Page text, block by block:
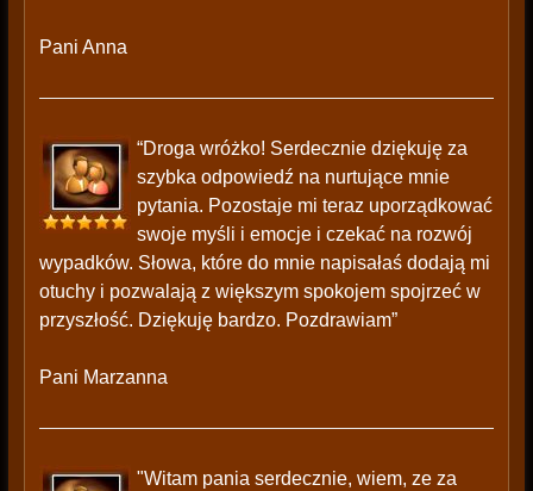
Pani Anna
“Droga wróżko! Serdecznie dziękuję za
szybka odpowiedź na nurtujące mnie
pytania. Pozostaje mi teraz uporządkować
swoje myśli i emocje i czekać na rozwój
wypadków. Słowa, które do mnie napisałaś dodają mi
otuchy i pozwalają z większym spokojem spojrzeć w
przyszłość. Dziękuję bardzo. Pozdrawiam”
Pani Marzanna
"Witam pania serdecznie, wiem, ze za